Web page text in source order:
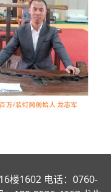
楼1602 电话：0760-